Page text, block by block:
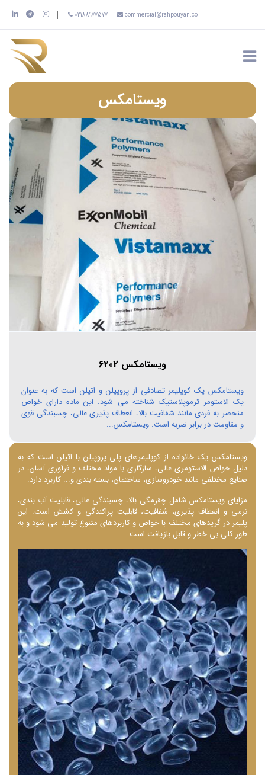
commercial@rahpouyan.co
02188977577
ویستامکس
ویستامکس 6202
ویستامکس یک کوپلیمر تصادفی از پروپیلن و اتیلن است که به عنوان
یک الاستومر ترموپلاستیک شناخته می شود. این ماده دارای خواص
منحصر به فردی مانند شفافیت بالا، انعطاف پذیری عالی، چسبندگی قوی
و مقاومت در برابر ضربه است. ویستامکس...
ویستامکس یک خانواده از کوپلیمرهای پلی ‌پروپیلن با اتیلن است که به
دلیل خواص الاستومری عالی، سازگاری با مواد مختلف و فرآوری آسان، در
صنایع مختلفی مانند خودروسازی، ساختمان، بسته ‌بندی و... کاربرد دارد.
مزایای ویستامکس شامل چقرمگی بالا، چسبندگی عالی، قابلیت آب ‌بندی،
نرمی و انعطاف ‌پذیری، شفافیت، قابلیت پراکندگی و کشش است. این
پلیمر در گریدهای مختلف با خواص و کاربردهای متنوع تولید می ‌شود و به
طور کلی بی ‌خطر و قابل بازیافت است.